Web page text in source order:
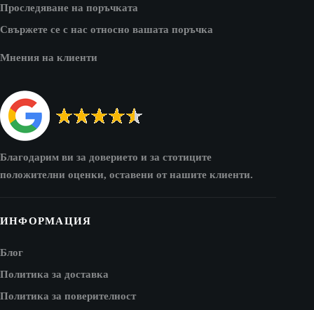
Проследяване на поръчката
Свържете се с нас относно вашата поръчка
Мнения на клиенти
Благодарим ви за доверието и за стотиците
положителни оценки, оставени от нашите клиенти.
ИНФОРМАЦИЯ
Блог
Политика за доставка
Политика за поверителност